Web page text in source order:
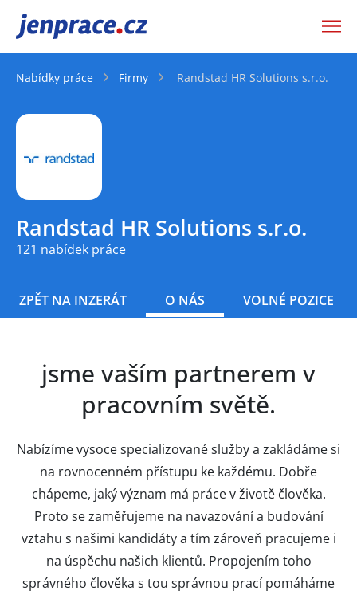
JenPráce.cz
Nabídky práce Firmy Randstad HR Solutions s.r.o.
Randstad HR Solutions s.r.o.
121 nabídek práce
ZPĚT NA INZERÁT O NÁS VOLNÉ POZICE
jsme vaším partnerem v
pracovním světě.
Nabízíme vysoce specializované služby a zakládáme si
na rovnocenném přístupu ke každému. Dobře
chápeme, jaký význam má práce v životě člověka.
Proto se zaměřujeme na navazování a budování
vztahu s našimi kandidáty a tím zároveň pracujeme i
na úspěchu našich klientů. Propojením toho
správného člověka s tou správnou prací pomáháme